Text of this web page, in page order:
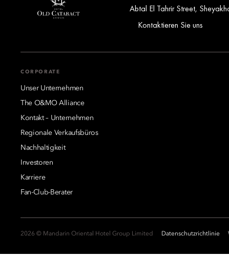
Abtal El Tahrir Street,
Kontaktieren Sie uns
CORPORATE
Unser Unternehmen
The O&MO Alliance
Kontakt – Unternehmen
Regionale Verkaufsbüros
Nachhaltigkeit
Investoren
Karriere
Fan-Club-Berater
2026 © Mandarin Oriental Hotel Group Limited Datenschutzrichtlinie